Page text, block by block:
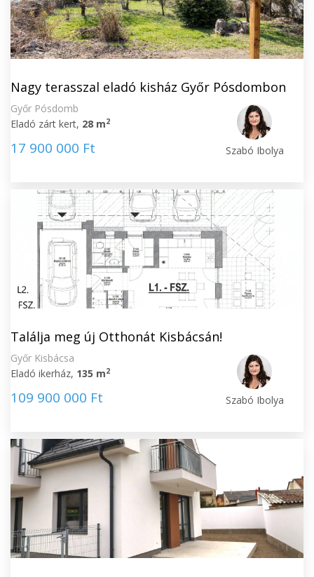
Nagy terasszal eladó kisház Győr Pósdombon
Győr Pósdomb
Eladó zárt kert, 28 m2
17 900 000 Ft Szabó Ibolya
Találja meg új Otthonát Kisbácsán!
Győr Kisbácsa
Eladó ikerház, 135 m2
109 900 000 Ft Szabó Ibolya